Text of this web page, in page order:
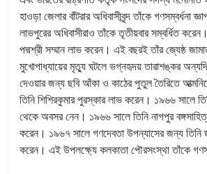
হাওড়া জেলার বাঁটরার অধিবাসীবৃন্দ তাঁকে গণসম্বর্ধনা
লাভপুরের অধিবাসীরাও তাঁকে তৃতীয়বার সম্বর্ধিত
পদ্মশ্রী সম্মান লাভ করেন। এই বছরই তাঁর জ্যেষ্ঠ
মুখোপাধ্যায়ের মৃত্যু ঘটলে ভগ্নহৃদয় তারাশঙ্কর
দেওয়ার জন্য ছবি আঁকা ও কাঠের পুতুল তৈরিতে
তিনি শিশিরকুমার পুরস্কার লাভ করেন। ১৯৬৬ সালে
থেকে অবসর নেন। ১৯৬৬ সালে তিনি নাগপুর
করেন। ১৯৬৭ সালে গণদেবতা উপন্যাসের জন্য তিনি
করেন। এই উপলক্ষ্যে কলকাতা পৌরসংস্থা তাঁকে